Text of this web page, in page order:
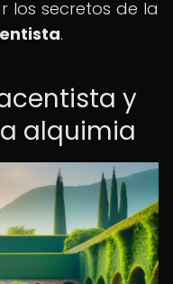
los secretos de la
.
y
alquimia